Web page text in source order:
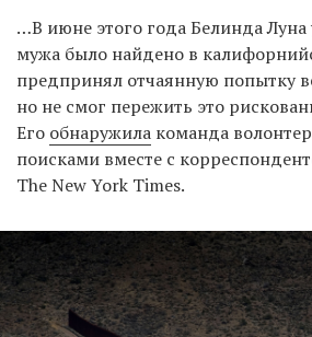
…В июне этого года Белинда Луна
мужа было найдено в
предпринял отчаянную попытку
но не смог пережить это
Его обнаружила команда
поисками вместе с
The New York Times.